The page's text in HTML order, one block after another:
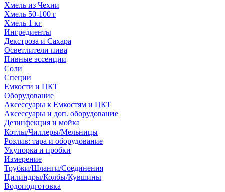
Хмель из Чехии
Хмель 50-100 г
Хмель 1 кг
Ингредиенты
Декстроза и Сахара
Осветлители пива
Пивные эссенции
Соли
Специи
Емкости и ЦКТ
Оборудование
Аксессуары к Емкостям и ЦКТ
Аксессуары и доп. оборудование
Дезинфекция и мойка
Котлы/Чиллеры/Мельницы
Розлив: тара и оборудование
Укупорка и пробки
Измерение
Трубки/Шланги/Соединения
Цилиндры/Колбы/Кувшины
Водоподготовка